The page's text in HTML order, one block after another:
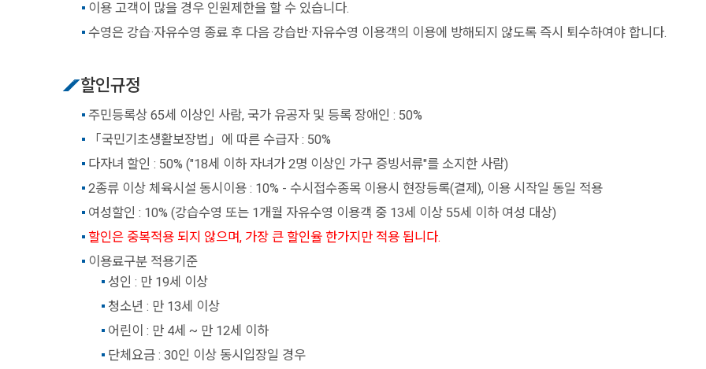
이용 고객이 많을 경우 인원제한을 할 수 있습니다.
수영은 강습·자유수영 종료 후 다음 강습반·자유수영 이용객의 이용에 방해되지 않도록 즉시 퇴수하여야 합니다.
할인규정
주민등록상 65세 이상인 사람, 국가 유공자 및 등록 장애인 : 50%
「국민기초생활보장법」에 따른 수급자 : 50%
다자녀 할인 : 50% ("18세 이하 자녀가 2명 이상인 가구 증빙서류"를 소지한 사람)
2종류 이상 체육시설 동시이용 : 10% - 수시접수종목 이용시 현장등록(결제), 이용 시작일 동일 적용
여성할인 : 10% (강습수영 또는 1개월 자유수영 이용객 중 13세 이상 55세 이하 여성 대상)
할인은 중복적용 되지 않으며, 가장 큰 할인율 한가지만 적용 됩니다.
이용료구분 적용기준
성인 : 만 19세 이상
청소년 : 만 13세 이상
어린이 : 만 4세 ~ 만 12세 이하
단체요금 : 30인 이상 동시입장일 경우